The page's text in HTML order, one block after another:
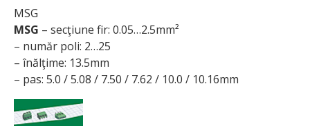
MSG
MSG – secţiune fir: 0.05…2.5mm²
– număr poli: 2…25
– înălţime: 13.5mm
– pas: 5.0 / 5.08 / 7.50 / 7.62 / 10.0 / 10.16mm